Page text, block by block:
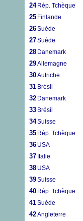
24 Rép. Tchèque
25 Finlande
26Suède
27Suède
28 Danemark
29Allemagne
30Autriche
31 Brésil
32 Danemark
33 Brésil
34Suisse
35 Rép. Tchèque
36 USA
37 Italie
38 USA
39Suisse
40 Rép. Tchèque
41Suède
42Angleterre